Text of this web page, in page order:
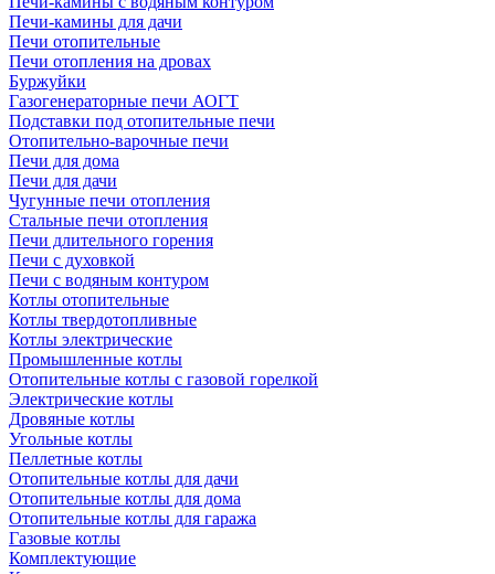
Печи-камины для дачи
Печи отопительные
Печи отопления на дровах
Буржуйки
Газогенераторные печи АОГТ
Подставки под отопительные печи
Отопительно-варочные печи
Печи для дома
Печи для дачи
Чугунные печи отопления
Стальные печи отопления
Печи длительного горения
Печи с духовкой
Печи с водяным контуром
Котлы отопительные
Котлы твердотопливные
Котлы электрические
Промышленные котлы
Отопительные котлы с газовой горелкой
Электрические котлы
Дровяные котлы
Угольные котлы
Пеллетные котлы
Отопительные котлы для дачи
Отопительные котлы для дома
Отопительные котлы для гаража
Газовые котлы
Комплектующие